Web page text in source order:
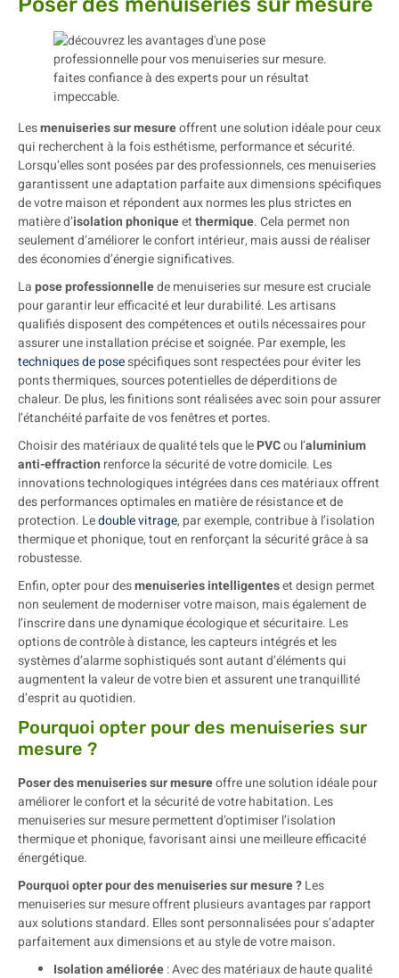
Lesmenuiseries sur mesureoffrent une solution idéale pour ceux
qui recherchent à la fois esthétisme, performance et sécurité.
Lorsqu’elles sont posées par des professionnels, ces menuiseries
garantissent une adaptation parfaite aux dimensions spécifiques
de votre maison et répondent aux normes les plus strictes en
matière d’isolation phoniqueetthermique. Cela permet non
seulement d’améliorer le confort intérieur, mais aussi de réaliser
des économies d’énergie significatives.
Lapose professionnellede menuiseries sur mesure est cruciale
pour garantir leur efficacité et leur durabilité. Les artisans
qualifiés disposent des compétences et outils nécessaires pour
assurer une installation précise et soignée. Par exemple, les
techniques de posespécifiques sont respectées pour éviter les
ponts thermiques, sources potentielles de déperditions de
chaleur. De plus, les finitions sont réalisées avec soin pour assurer
l’étanchéité parfaite de vos fenêtres et portes.
Choisir des matériaux de qualité tels que lePVCou l’aluminium
anti-effraction renforce la sécurité de votre domicile. Les
innovations technologiques intégrées dans ces matériaux offrent
des performances optimales en matière de résistance et de
protection. Ledouble vitrage, par exemple, contribue à l’isolation
thermique et phonique, tout en renforçant la sécurité grâce à sa
robustesse.
Enfin, opter pour desmenuiseries intelligenteset design permet
non seulement de moderniser votre maison, mais également de
l’inscrire dans une dynamique écologique et sécuritaire. Les
options de contrôle à distance, les capteurs intégrés et les
systèmes d’alarme sophistiqués sont autant d’éléments qui
augmentent la valeur de votre bien et assurent une tranquillité
d’esprit au quotidien.
Pourquoi opter pour des menuiseries sur
mesure ?
Poser des menuiseries sur mesureoffre une solution idéale pour
améliorer le confort et la sécurité de votre habitation. Les
menuiseries sur mesure permettent d’optimiser l’isolation
thermique et phonique, favorisant ainsi une meilleure efficacité
énergétique.
Pourquoi opter pour des menuiseries sur mesure ?Les
menuiseries sur mesure offrent plusieurs avantages par rapport
aux solutions standard. Elles sont personnalisées pour s’adapter
parfaitement aux dimensions et au style de votre maison.
Isolation améliorée: Avec des matériaux de haute qualité